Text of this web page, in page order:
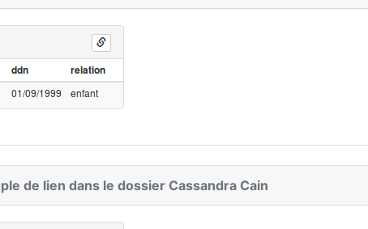
de lien dans le dossier Cassandra Cain